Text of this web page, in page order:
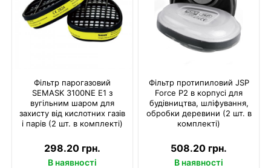
Фільтр парогазовий
SEMASK 3100NE E1 з
вугільним шаром для
захисту від кислотних газів
і парів (2 шт. в комплекті)
298.20 грн.
В наявності
Фільтр протипиловий JSP
Force P2 в корпусі для
будівництва, шліфування,
обробки деревини (2 шт. в
комплекті)
508.20 грн.
В наявності